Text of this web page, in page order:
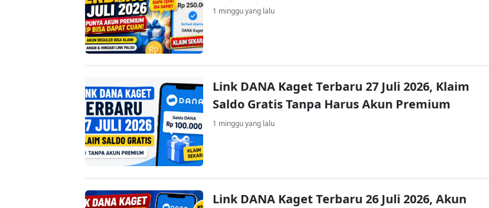
1 minggu yang lalu
Link DANA Kaget Terbaru 27 Juli 2026, Klaim
Saldo Gratis Tanpa Harus Akun Premium
1 minggu yang lalu
Link DANA Kaget Terbaru 26 Juli 2026, Akun